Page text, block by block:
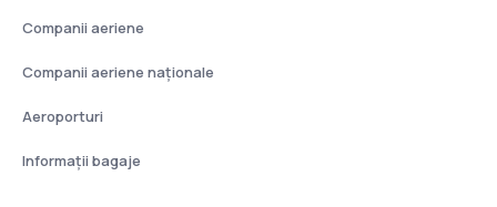
Companii aeriene
Companii aeriene naţionale
Aeroporturi
Informații bagaje